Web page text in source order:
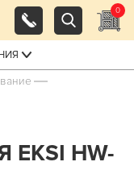
0
HW-